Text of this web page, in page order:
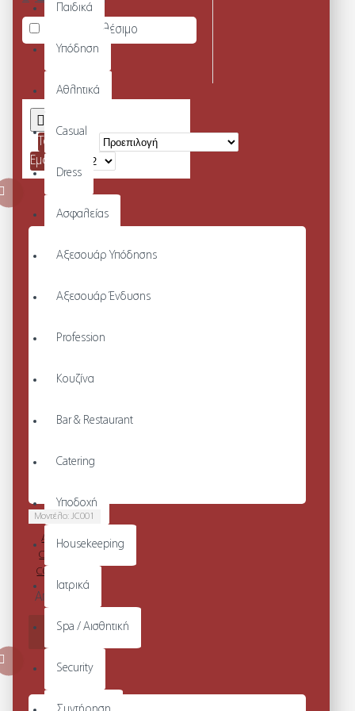
Παιδικά
Υπόδηση
Αθλητικά
Casual
Dress
Ασφαλείας
Αξεσουάρ Υπόδησης
Αξεσουάρ Ένδυσης
Profession
Κουζίνα
Bar & Restaurant
Catering
Υποδοχή
Housekeeping
Ιατρικά
Spa / Αισθητική
Security
Άμεσα διαθέσιμο
Ταξινόμηση:
Εμφάνιση:
Μοντέλο: JC001
AWDIS JUST
COOL MEN'S
COOL T-SHIRT
Από 27,25€
ΚΑΛΆΘΙ